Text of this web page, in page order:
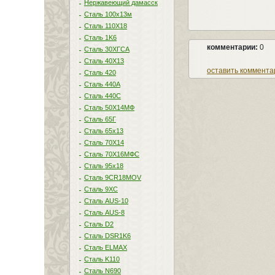
Нержавеющий дамасск
Сталь 100х13м
Сталь 110Х18
Сталь 1K6
Сталь 30ХГСА
Сталь 40Х13
Сталь 420
Сталь 440A
Сталь 440С
Сталь 50Х14МФ
Сталь 65Г
Сталь 65х13
Сталь 70Х14
Сталь 70Х16МФС
Сталь 95х18
Сталь 9CR18MOV
Сталь 9ХС
Сталь AUS-10
Сталь AUS-8
Сталь D2
Сталь DSR1K6
Сталь ELMAX
Сталь K110
Сталь N690
комментарии: 0
оставить